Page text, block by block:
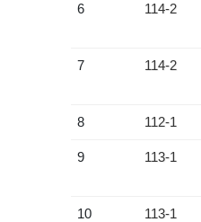
6 114-2
7 114-2
8 112-1
9 113-1
10 113-1